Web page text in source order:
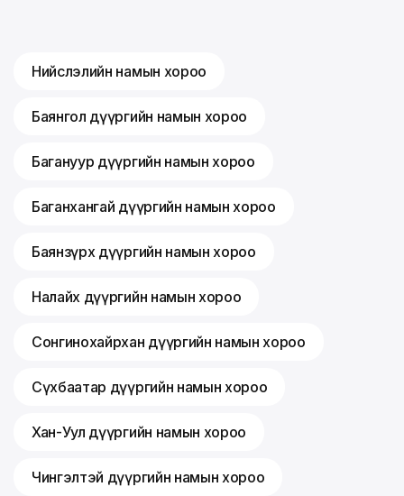
Нийслэлийн намын хороо
Баянгол дүүргийн намын хороо
Багануур дүүргийн намын хороо
Баганхангай дүүргийн намын хороо
Баянзүрх дүүргийн намын хороо
Налайх дүүргийн намын хороо
Сонгинохайрхан дүүргийн намын хороо
Сүхбаатар дүүргийн намын хороо
Хан-Уул дүүргийн намын хороо
Чингэлтэй дүүргийн намын хороо